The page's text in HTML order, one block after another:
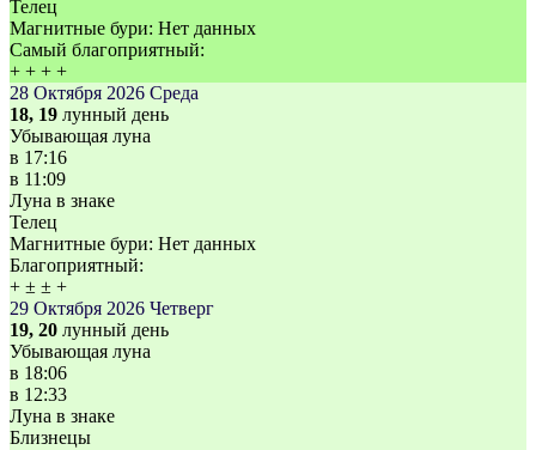
Телец
Магнитные бури: Нет данных
Самый благоприятный:
+ + + +
28 Октября 2026 Среда
18, 19 лунный день
Убывающая луна
в 17:16
в 11:09
Луна в знаке
Телец
Магнитные бури: Нет данных
Благоприятный:
+ ± ± +
29 Октября 2026 Четверг
19, 20 лунный день
Убывающая луна
в 18:06
в 12:33
Луна в знаке
Близнецы